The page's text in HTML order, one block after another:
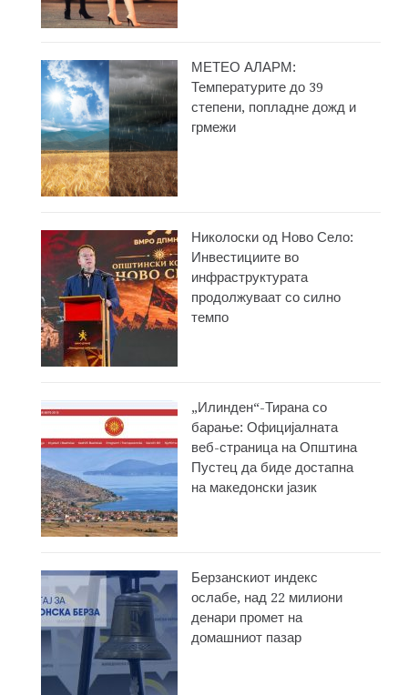
МЕТЕО АЛАРМ:
Температурите до 39
степени, попладне дожд и
грмежи
Николоски од Ново Село:
Инвестициите во
инфраструктурата
продолжуваат со силно
темпо
„Илинден“-Тирана со
барање: Официјалната
веб-страница на Општина
Пустец да биде достапна
на македонски јазик
Берзанскиот индекс
ослабе, над 22 милиони
денари промет на
домашниот пазар